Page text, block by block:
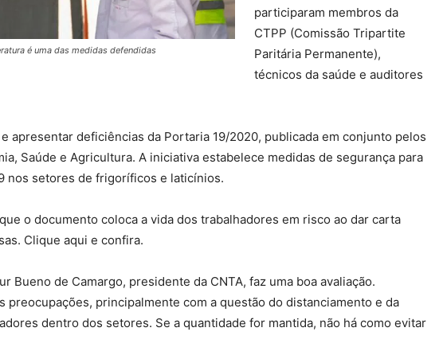
é uma das medidas defendidas
participaram membros da
CTPP (Comissão Tripartite
Paritária Permanente),
técnicos da saúde e auditores
apresentar deficiências da Portaria 19/2020, publicada em conjunto pelos
Saúde e Agricultura. A iniciativa estabelece medidas de segurança para
nos setores de frigoríficos e laticínios.
o documento coloca a vida dos trabalhadores em risco ao dar carta
Clique aqui e confira.
Bueno de Camargo, presidente da CNTA, faz uma boa avaliação.
preocupações, principalmente com a questão do distanciamento e da
dentro dos setores. Se a quantidade for mantida, não há como evitar